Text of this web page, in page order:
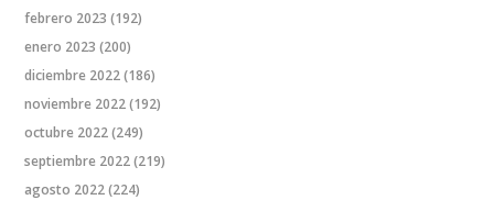
febrero 2023 (192)
enero 2023 (200)
diciembre 2022(186)
noviembre 2022(192)
octubre 2022(249)
septiembre 2022(219)
agosto 2022(224)